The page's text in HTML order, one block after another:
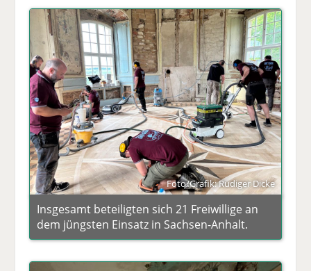
Foto/Grafik: Rüdiger Dicke
Insgesamt beteiligten sich 21 Freiwillige an
dem jüngsten Einsatz in Sachsen-Anhalt.